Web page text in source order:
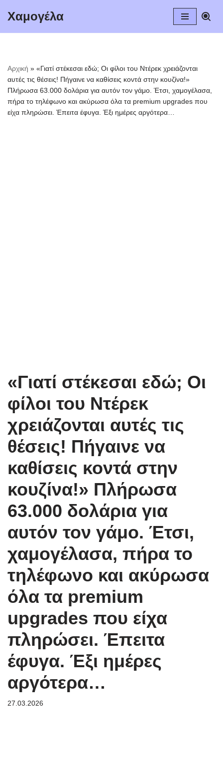
Χαμογέλα
Αρχική » «Γιατί στέκεσαι εδώ; Οι φίλοι του Ντέρεκ χρειάζονται
αυτές τις θέσεις! Πήγαινε να καθίσεις κοντά στην κουζίνα!»
Πλήρωσα 63.000 δολάρια για αυτόν τον γάμο. Έτσι, χαμογέλασα,
πήρα το τηλέφωνο και ακύρωσα όλα τα premium upgrades που
είχα πληρώσει. Έπειτα έφυγα. Έξι ημέρες αργότερα…
«Γιατί στέκεσαι εδώ; Οι
φίλοι του Ντέρεκ
χρειάζονται αυτές τις
θέσεις! Πήγαινε να
καθίσεις κοντά στην
κουζίνα!» Πλήρωσα
63.000 δολάρια για
αυτόν τον γάμο. Έτσι,
χαμογέλασα, πήρα το
τηλέφωνο και ακύρωσα
όλα τα premium
upgrades που είχα
πληρώσει. Έπειτα
έφυγα. Έξι ημέρες
αργότερα…
27.03.2026